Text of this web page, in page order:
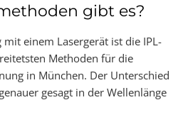
gibt es?
einem Lasergerät ist die IPL-
Methoden für die
in München. Der Unterschied
gesagt in der Wellenlänge